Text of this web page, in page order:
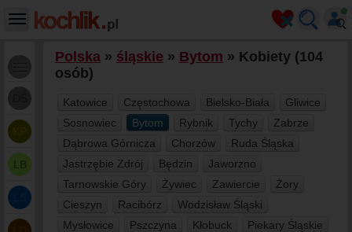
LB
Polska » śląskie » Bytom » Kobiety (104
osób)
Katowice Częstochowa Bielsko-Biała
Gliwice
Sosnowiec
Bytom Rybnik Tychy
Zabrze
Dąbrowa Górnicza
Chorzów
Ruda Śląska
Jastrzębie Zdrój
Będzin
Jaworzno
Tarnowskie Góry
Żywiec Zawiercie
Żory
Cieszyn
Racibórz
Wodzisław Śląski
Mysłowice
Pszczyna Kłobuck
Piekary Śląskie